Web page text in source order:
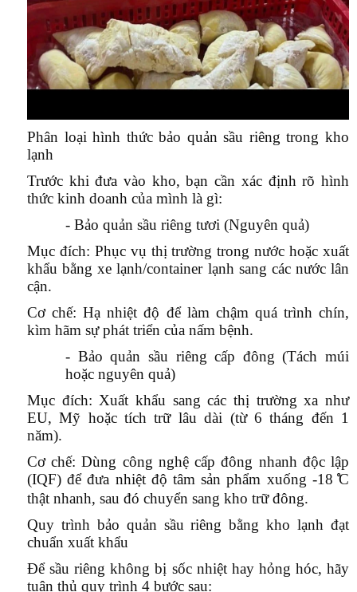
Phân loại hình thức bảo quản sầu riêng trong kho
lạnh
Trước khi đưa vào kho, bạn cần xác định rõ hình
thức kinh doanh của mình là gì:
- Bảo quản sầu riêng tươi (Nguyên quả)
Mục đích: Phục vụ thị trường trong nước hoặc xuất
khẩu bằng xe lạnh/container lạnh sang các nước lân
cận.
Cơ chế: Hạ nhiệt độ để làm chậm quá trình chín,
kìm hãm sự phát triển của nấm bệnh.
- Bảo quản sầu riêng cấp đông (Tách múi
hoặc nguyên quả)
Mục đích: Xuất khẩu sang các thị trường xa như
EU, Mỹ hoặc tích trữ lâu dài (từ 6 tháng đến 1
năm).
Cơ chế: Dùng công nghệ cấp đông nhanh độc lập
(IQF) để đưa nhiệt độ tâm sản phẩm xuống -18C
thật nhanh, sau đó chuyển sang kho trữ đông.
Quy trình bảo quản sầu riêng bằng kho lạnh đạt
chuẩn xuất khẩu
Để sầu riêng không bị sốc nhiệt hay hỏng hóc, hãy
tuân thủ quy trình 4 bước sau: